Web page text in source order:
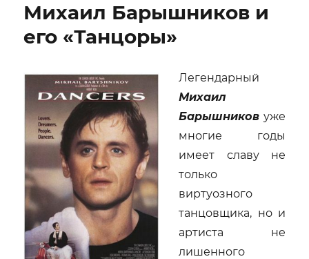
Михаил Барышников и
его «Танцоры»
Легендарный
Михаил
Барышников уже
многие годы
имеет славу не
только
виртуозного
танцовщика, но и
артиста не
лишенного